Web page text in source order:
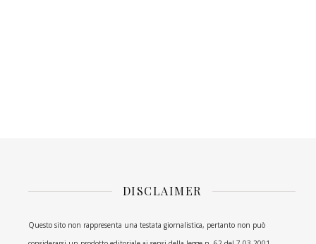
DISCLAIMER
Questo sito non rappresenta una testata giornalistica, pertanto non può